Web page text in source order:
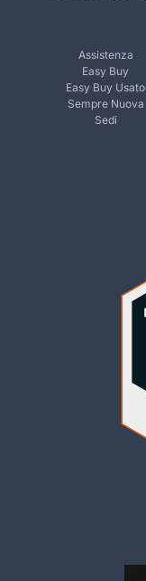
Assistenza
Easy Buy
Easy Buy Usato
Sempre Nuova
Sedi